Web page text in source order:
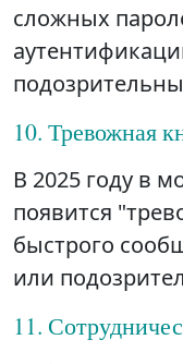
сложных
10. Тревожная
В 2025 году в
появится
быстрого
или
11.